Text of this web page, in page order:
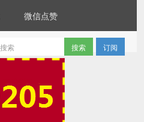
微信点赞
订阅